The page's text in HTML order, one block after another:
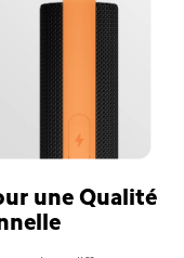
une Qualité